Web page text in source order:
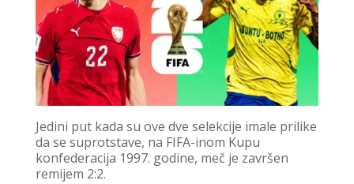
Jedini put kada su ove dve selekcije imale prilike
da se suprotstave, na FIFA-inom Kupu
konfederacija 1997. godine, meč je završen
remijem 2:2.